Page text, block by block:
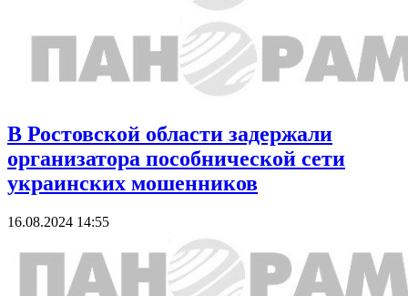
В Ростовской области задержали
организатора пособнической сети
украинских мошенников
16.08.2024 14:55